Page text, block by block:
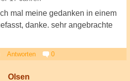
mal meine gedanken in einem
danke. sehr angebrachte
Antworten 0
Olsen